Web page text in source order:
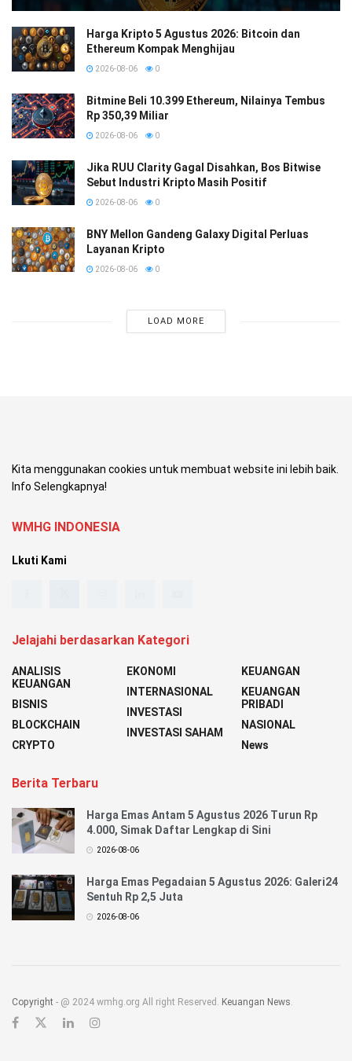
Harga Kripto 5 Agustus 2026: Bitcoin dan
Ethereum Kompak Menghijau
2026-08-06 0
Bitmine Beli 10.399 Ethereum, Nilainya Tembus
Rp 350,39 Miliar
2026-08-06 0
Jika RUU Clarity Gagal Disahkan, Bos Bitwise
Sebut Industri Kripto Masih Positif
2026-08-06 0
BNY Mellon Gandeng Galaxy Digital Perluas
Layanan Kripto
2026-08-06 0
LOAD MORE
Kita menggunakan cookies untuk membuat website ini lebih baik.
Info Selengkapnya!
WMHG INDONESIA
Lkuti Kami
Jelajahi berdasarkan Kategori
ANALISIS
KEUANGAN
BISNIS
BLOCKCHAIN
CRYPTO
EKONOMI
INTERNASIONAL
INVESTASI
INVESTASI SAHAM
KEUANGAN
KEUANGAN
PRIBADI
NASIONAL
News
Berita Terbaru
Harga Emas Antam 5 Agustus 2026 Turun Rp
4.000, Simak Daftar Lengkap di Sini
2026-08-06
Harga Emas Pegadaian 5 Agustus 2026: Galeri24
Sentuh Rp 2,5 Juta
2026-08-06
Copyright - @ 2024 wmhg.org All right Reserved. Keuangan News.